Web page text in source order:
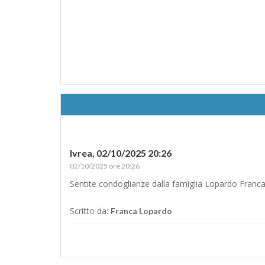
Ivrea, 02/10/2025 20:26
02/10/2025 ore 20:26
Sentite condoglianze dalla famiglia Lopardo
Scritto da: Franca Lopardo